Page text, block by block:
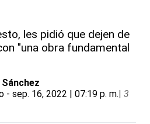
les pidió que dejen de
"una obra fundamental
- sep. 16, 2022 | 07:19 p. m.| 3